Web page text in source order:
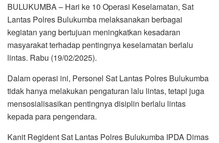
BULUKUMBA – Hari ke 10 Operasi Keselamatan, Sat
Lantas Polres Bulukumba melaksanakan berbagai
kegiatan yang bertujuan meningkatkan kesadaran
masyarakat terhadap pentingnya keselamatan berlalu
lintas. Rabu (19/02/2025).
Dalam operasi ini, Personel Sat Lantas Polres Bulukumba
tidak hanya melakukan pengaturan lalu lintas, tetapi juga
mensosialisasikan pentingnya disiplin berlalu lintas
kepada para pengendara.
Kanit Regident Sat Lantas Polres Bulukumba IPDA Dimas